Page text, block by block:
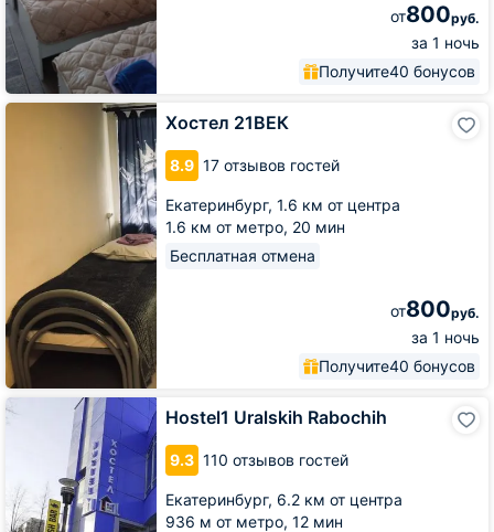
от800руб.
за 1 ночь
Получите40 бонусов
Хостел 21ВЕК
8.9 17 отзывов гостей
Екатеринбург, 1.6 км от центра
1.6 км от метро, 20 мин
Бесплатная отмена
от800руб.
за 1 ночь
Получите40 бонусов
Хостел
Hostel1 Uralskih Rabochih
9.3 110 отзывов гостей
Екатеринбург, 6.2 км от центра
936 м от метро, 12 мин
Hostel1
Uralskih